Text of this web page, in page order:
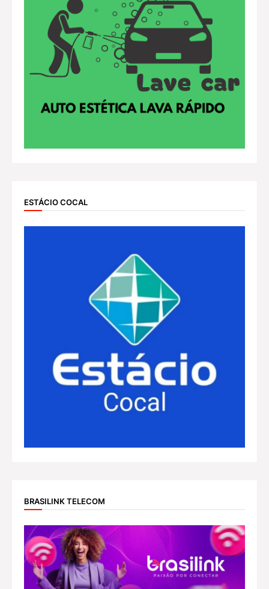
ESTÁCIO COCAL
BRASILINK TELECOM